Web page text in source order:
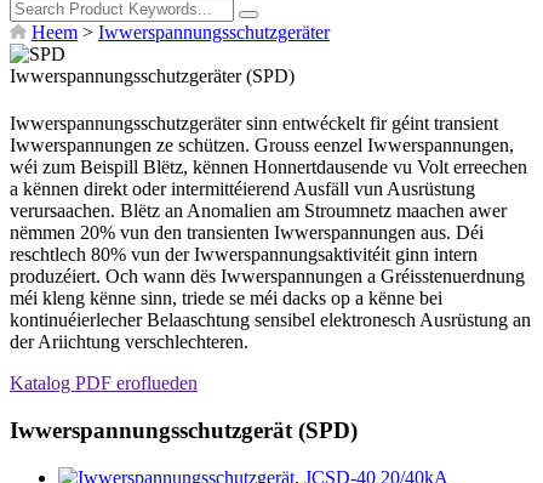
Heem > Iwwerspannungsschutzgeräter
Iwwerspannungsschutzgeräter (SPD)
Iwwerspannungsschutzgeräter sinn entwéckelt fir géint transient
Iwwerspannungen ze schützen. Grouss eenzel Iwwerspannungen,
wéi zum Beispill Blëtz, kënnen Honnertdausende vu Volt erreechen
a kënnen direkt oder intermittéierend Ausfäll vun Ausrüstung
verursaachen. Blëtz an Anomalien am Stroumnetz maachen awer
nëmmen 20% vun den transienten Iwwerspannungen aus. Déi
reschtlech 80% vun der Iwwerspannungsaktivitéit ginn intern
produzéiert. Och wann dës Iwwerspannungen a Gréisstenuerdnung
méi kleng kënne sinn, triede se méi dacks op a kënne bei
kontinuéierlecher Belaaschtung sensibel elektronesch Ausrüstung an
der Ariichtung verschlechteren.
Katalog PDF eroflueden
Iwwerspannungsschutzgerät (SPD)